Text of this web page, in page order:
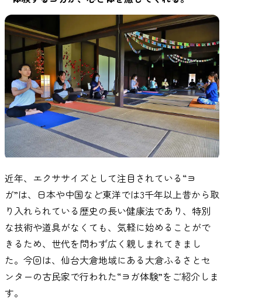
近年、エクササイズとして注目されている“ヨ
ガ”は、日本や中国など東洋では3千年以上昔から取
り入れられている歴史の長い健康法であり、特別
な技術や道具がなくても、気軽に始めることがで
きるため、世代を問わず広く親しまれてきまし
た。今回は、仙台大倉地域にある大倉ふるさとセ
ンターの古民家で行われた“ヨガ体験”をご紹介しま
す。